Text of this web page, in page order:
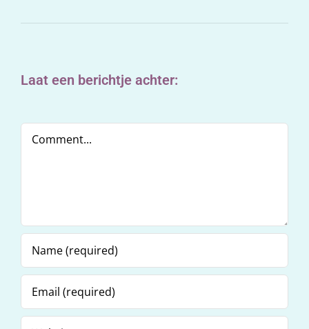
Laat een berichtje achter: